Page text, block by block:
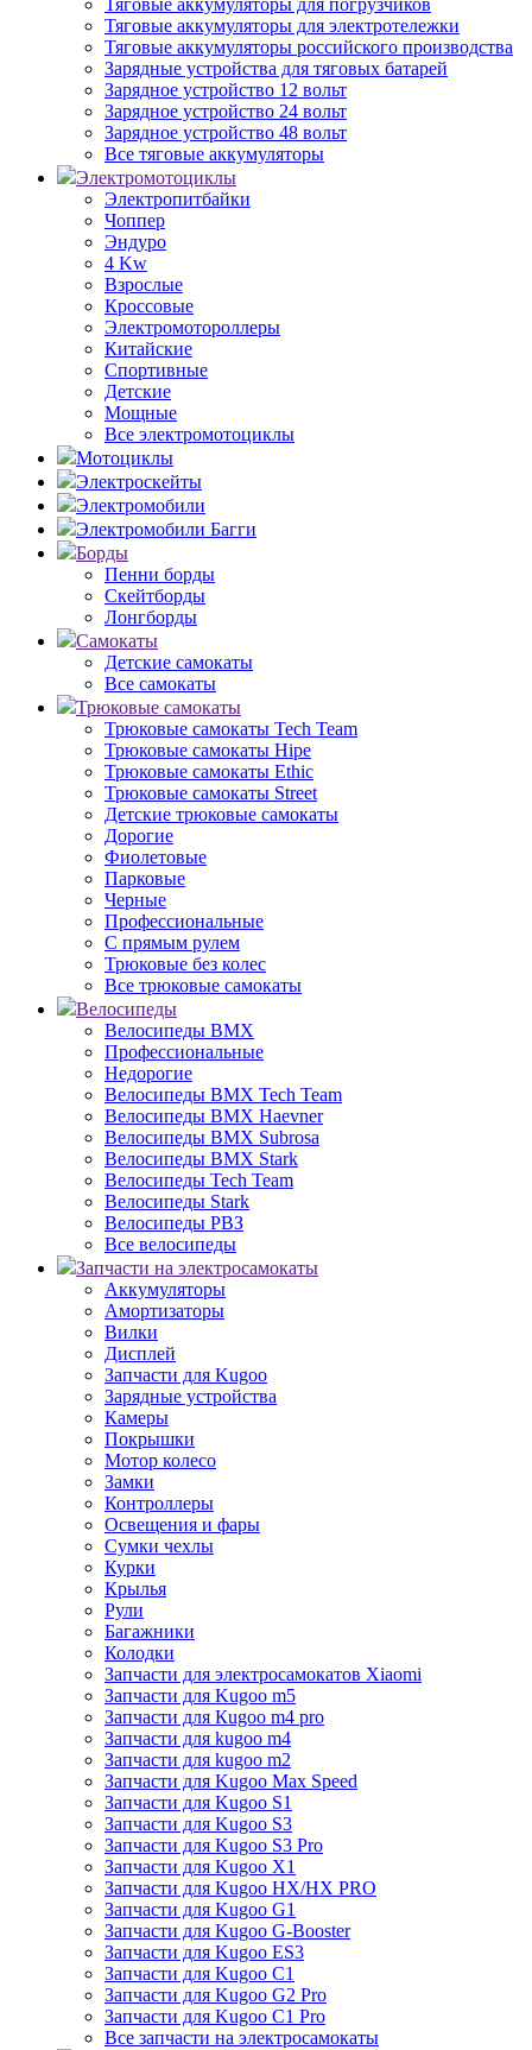
Тяговые аккумуляторы для погрузчиков
Тяговые аккумуляторы для электротележки
Тяговые аккумуляторы российского производства
Зарядные устройства для тяговых батарей
Зарядное устройство 12 вольт
Зарядное устройство 24 вольт
Зарядное устройство 48 вольт
Все тяговые аккумуляторы
Электромотоциклы
Электропитбайки
Чоппер
Эндуро
4 Kw
Взрослые
Кроссовые
Электромотороллеры
Китайские
Спортивные
Детские
Мощные
Все электромотоциклы
Мотоциклы
Электроскейты
Электромобили
Электромобили Багги
Борды
Пенни борды
Скейтборды
Лонгборды
Самокаты
Детские самокаты
Все самокаты
Трюковые самокаты
Трюковые самокаты Tech Team
Трюковые самокаты Hipe
Трюковые самокаты Ethic
Трюковые самокаты Street
Детские трюковые самокаты
Дорогие
Фиолетовые
Парковые
Черные
Профессиональные
С прямым рулем
Трюковые без колес
Все трюковые самокаты
Велосипеды
Велосипеды BMX
Профессиональные
Недорогие
Велосипеды BMX Tech Team
Велосипеды BMX Haevner
Велосипеды BMX Subrosa
Велосипеды BMX Stark
Велосипеды Tech Team
Велосипеды Stark
Велосипеды РВЗ
Все велосипеды
Запчасти на электросамокаты
Аккумуляторы
Амортизаторы
Вилки
Дисплей
Запчасти для Kugoo
Зарядные устройства
Камеры
Покрышки
Мотор колесо
Замки
Контроллеры
Освещения и фары
Сумки чехлы
Курки
Крылья
Рули
Багажники
Колодки
Запчасти для электросамокатов Xiaomi
Запчасти для Kugoo m5
Запчасти для Кugoo m4 pro
Запчасти для kugoo m4
Запчасти для kugoo m2
Запчасти для Kugoo Max Speed
Запчасти для Kugoo S1
Запчасти для Kugoo S3
Запчасти для Kugoo S3 Pro
Запчасти для Kugoo X1
Запчасти для Kugoo HX/HX PRO
Запчасти для Kugoo G1
Запчасти для Kugoo G-Booster
Запчасти для Kugoo ES3
Запчасти для Kugoo C1
Запчасти для Kugoo G2 Pro
Запчасти для Kugoo C1 Pro
Все запчасти на электросамокаты